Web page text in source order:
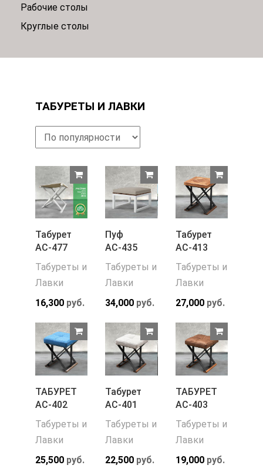
Рабочие столы
Круглые столы
ТАБУРЕТЫ И ЛАВКИ
Табурет
АС-477
Табуреты и
Лавки
16,300 руб.
Пуф
АС-435
Табуреты и
Лавки
34,000 руб.
Табурет
АС-413
Табуреты и
Лавки
27,000руб.
ТАБУРЕТ
АС-402
Табуреты и
Лавки
25,500 руб.
Табурет
АС-401
Табуреты и
Лавки
22,500 руб.
ТАБУРЕТ
АС-403
Табуреты и
Лавки
19,000руб.